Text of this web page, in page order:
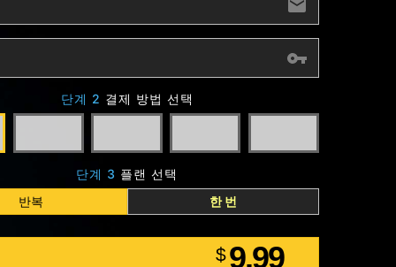
단계 2 결제 방법 선택
단계 3 플랜 선택
반복
한 번
$9.99